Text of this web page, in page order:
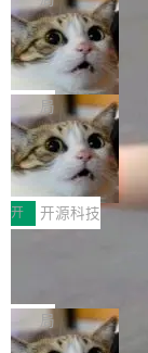
现实 过去两年，
一是如何让大模型
向生产，二是如何
设置，如果用布
ean 表示是否可切
色方案、深色方案
合。方案缺了、配
哪些组合有效，作
者部落知识"。 换
变体：Switchable...
个"AI 知识库 + 聊
做，没什么新鲜的
r 上把事情说清楚
re OS，一个带连
有科技公司做的一
样。这是
那个创业公司。不
lare Workers 上——
——并且深度集成
Deno 团队开源
布式 Durable
Ryan Dahl 领导的
目 Celld，一个能
Workers 和
计思路很直接：每
数据库，按名称寻
存储库里。节点之
没有控制平面，没
个小型数据库，应
库的竞争和爆炸半
了。 闲置的 cell
l 迁移或唤醒时，
局
鲁大师7月新机
性能、流畅双第
新折叠缺席
2026年7月的手机
增，手机厂商的日
放缓，因此硝烟味
高价的三星折叠
Fold8 / Z Flip8）
例如iQOO Z11i、
te 17 Pro、OPPO
开 开源科技
Zed 编辑器团队
个在 git commit
本控制系统。目前
局